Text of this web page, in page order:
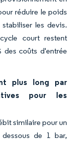
réduire le poids
les devis.
court restent
des coûts d'entrée
plus long par
pour les
similaire pour un
de 1 bar,